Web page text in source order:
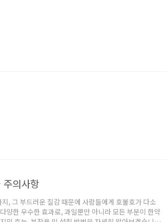
의사항
, 그 부드러운 질감 때문에 사람들에게 호불호가 다소
양한 우수한 효과로, 과일뿐만 아니라 모든 부분이 한약